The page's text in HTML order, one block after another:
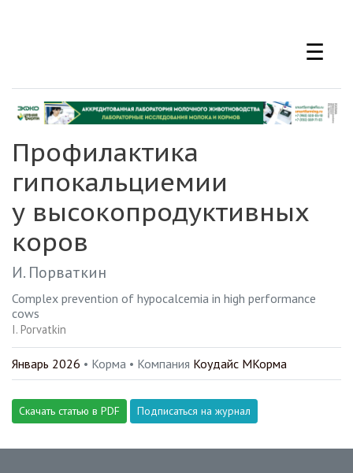
☰
Профилактика
гипокальциемии
у высокопродуктивных
коров
И. Порваткин
Complex prevention of hypocalcemia in high performance
cows
I. Porvatkin
Январь 2026 • Корма • Компания Коудайс МКорма
Скачать статью в PDF Подписаться на журнал